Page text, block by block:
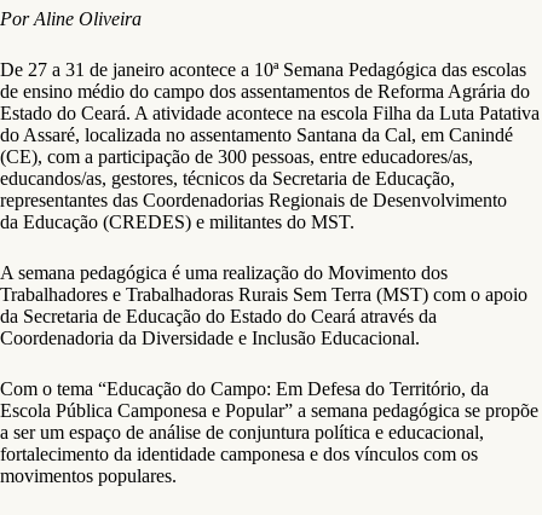
Por Aline Oliveira
De 27 a 31 de janeiro acontece a 10ª Semana Pedagógica das escolas
de ensino médio do campo dos assentamentos de Reforma Agrária do
Estado do Ceará. A atividade acontece na escola Filha da Luta Patativa
do Assaré, localizada no assentamento Santana da Cal, em Canindé
(CE), com a participação de 300 pessoas, entre educadores/as,
educandos/as, gestores, técnicos da Secretaria de Educação,
representantes das Coordenadorias Regionais de Desenvolvimento
da Educação (CREDES) e militantes do MST.
A semana pedagógica é uma realização do Movimento dos
Trabalhadores e Trabalhadoras Rurais Sem Terra (MST) com o apoio
da Secretaria de Educação do Estado do Ceará através da
Coordenadoria da Diversidade e Inclusão Educacional.
Com o tema “Educação do Campo: Em Defesa do Território, da
Escola Pública Camponesa e Popular” a semana pedagógica se propõe
a ser um espaço de análise de conjuntura política e educacional,
fortalecimento da identidade camponesa e dos vínculos com os
movimentos populares.